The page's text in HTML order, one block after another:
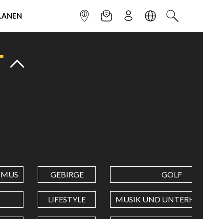
INFOPUNKTNEWSLETTER
ANMELDENSPRACHESUCHEN
GEBIRGE GOLF
LIFESTYLE MUSIK UND